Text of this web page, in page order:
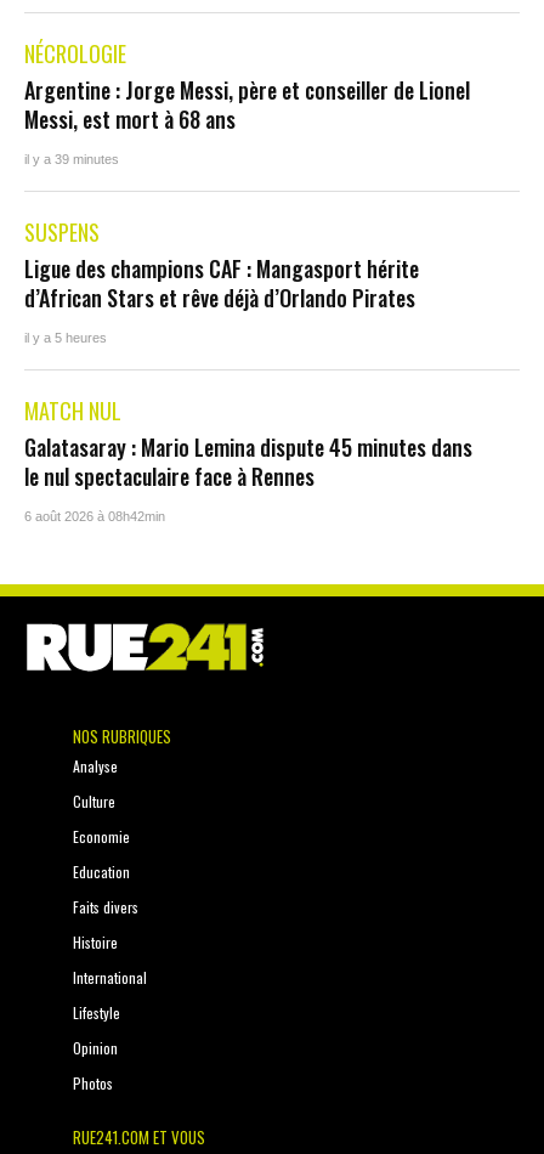
NÉCROLOGIE
Argentine : Jorge Messi, père et conseiller de Lionel
Messi, est mort à 68 ans
il y a 39 minutes
SUSPENS
Ligue des champions CAF : Mangasport hérite
d’African Stars et rêve déjà d’Orlando Pirates
il y a 5 heures
MATCH NUL
Galatasaray : Mario Lemina dispute 45 minutes dans
le nul spectaculaire face à Rennes
6 août 2026 à 08h42min
NOS RUBRIQUES
Analyse
Culture
Economie
Education
Faits divers
Histoire
International
Lifestyle
Opinion
Photos
RUE241.COM ET VOUS